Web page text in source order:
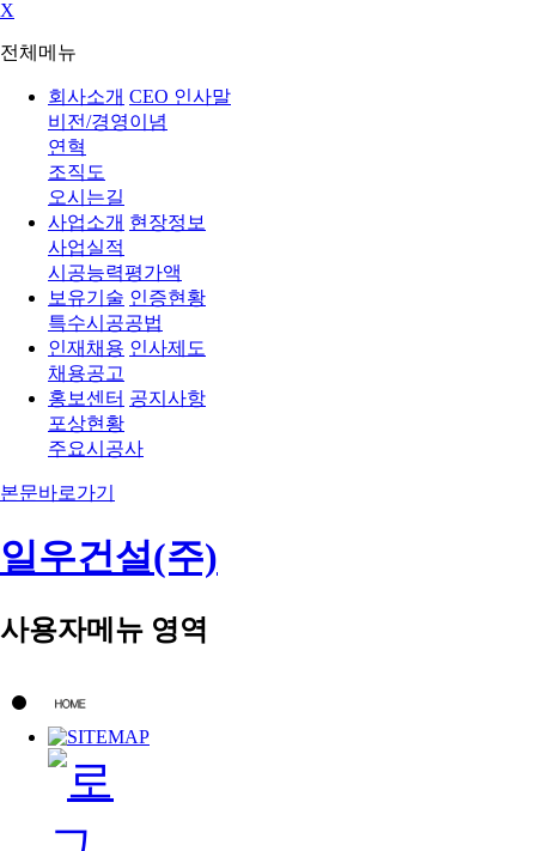
X
전체메뉴
회사소개 CEO 인사말
비전/경영이념
연혁
조직도
오시는길
사업소개 현장정보
사업실적
시공능력평가액
보유기술 인증현황
특수시공공법
인재채용 인사제도
채용공고
홍보센터 공지사항
포상현황
주요시공사
본문바로가기
일우건설(주)
사용자메뉴 영역